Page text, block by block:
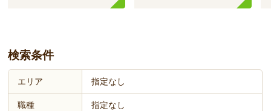
検索条件
エリア 指定なし
職種 指定なし